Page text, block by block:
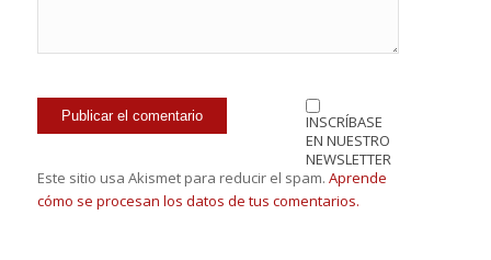
INSCRÍBASE
EN NUESTRO
NEWSLETTER
Este sitio usa Akismet para reducir el spam. Aprende
cómo se procesan los datos de tus comentarios.